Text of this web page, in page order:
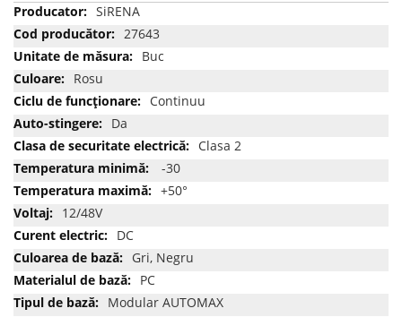
Mai
multe
informatii
SiRENA
27643
Buc
Rosu
Continuu
Da
Clasa 2
-30
+50°
12/48V
DC
Gri, Negru
PC
Modular AUTOMAX